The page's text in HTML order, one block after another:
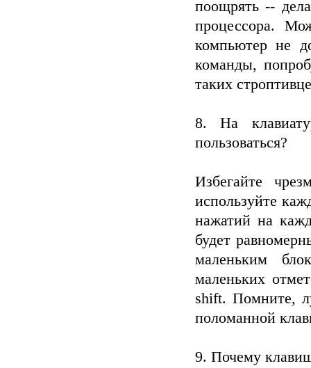
поощрять --
процессора.
компьютер не
команды,
таких
8. На
пользоваться?
Избегайте
используйте
нажатий на
будет
маленьким
маленьких
shift. Помните,
поломанной
9. Почему